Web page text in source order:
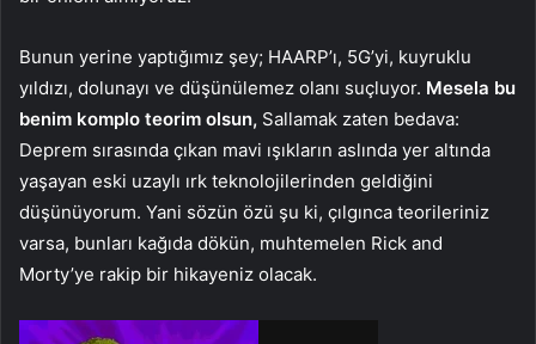
Bunun yerine yaptığımız şey; HAARP’ı, 5G’yi, kuyruklu
yıldızı, dolunayı ve düşünülemez olanı suçluyor. Mesela bu
benim komplo teorim olsun, Sallamak zaten bedava:
Deprem sırasında çıkan mavi ışıkların aslında yer altında
yaşayan eski uzaylı ırk teknolojilerinden geldiğini
düşünüyorum. Yani sözün özü şu ki, çılgınca teorileriniz
varsa, bunları kağıda dökün, muhtemelen Rick and
Morty’ye rakip bir hikayeniz olacak.